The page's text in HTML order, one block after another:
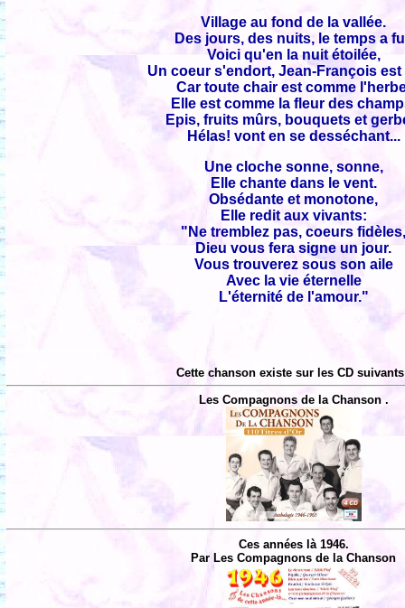
Village au fond de la vallée.
Des jours, des nuits, le temps a
Voici qu'en la nuit étoilée,
Un coeur s'endort, Jean-François est
Car toute chair est comme
Elle est comme la fleur des
Epis, fruits mûrs, bouquets et
Hélas! vont en se desséchant...
Une cloche sonne, sonne,
Elle chante dans le vent.
Obsédante et monotone,
Elle redit aux vivants:
"Ne tremblez pas, coeurs
Dieu vous fera signe un jour.
Vous trouverez sous son aile
Avec la vie éternelle
L'éternité de l'amour."
Cette chanson existe sur les CD
Les Compagnons de la Chanson .
Ces années là 1946.
Par Les Compagnons de la Chanson